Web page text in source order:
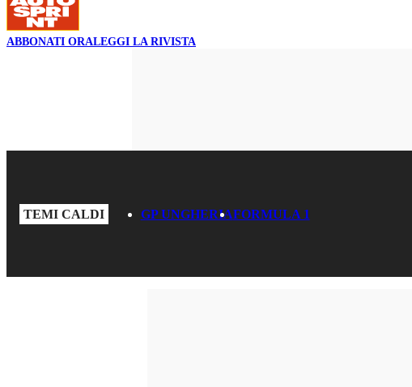
ABBONATI ORALEGGI LA RIVISTA
TEMI CALDI GP UNGHERIAFORMULA 1